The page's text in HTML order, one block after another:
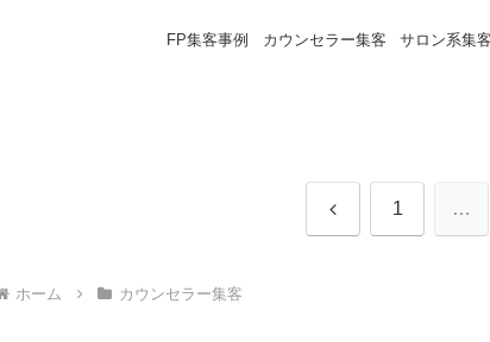
FP集客事例
カウンセラー集客 サロン系集客
前 1 …
ホーム カウンセラー集客